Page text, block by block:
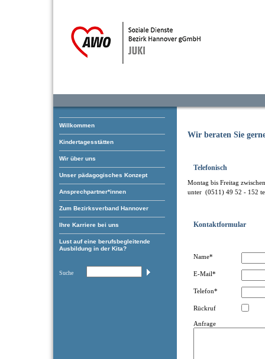
Willkommen
Kindertagesstätten
Wir über uns
Unser pädagogisches Konzept
Ansprechpartner*innen
Zum Bezirksverband Hannover
Ihre Karriere bei uns
Lust auf eine berufsbegleitende
Ausbildung in der Kita?
Suche
Wir beraten Sie
Telefonisch
Montag bis Freitag
unter (0511) 49 52 - 152
Kontaktformular
Name*
E-Mail*
Telefon*
Rückruf
Anfrage